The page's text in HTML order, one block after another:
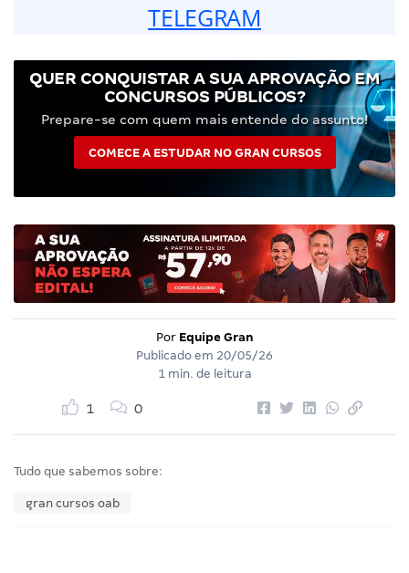
TELEGRAM
QUER CONQUISTAR A SUA APROVAÇÃO EM
CONCURSOS PÚBLICOS?
Prepare-se com quem mais entende do assunto!
COMECE A ESTUDAR NO GRAN CURSOS
Por Equipe Gran
Publicado em 20/05/26
1 min. de leitura
1 0
Tudo que sabemos sobre:
gran cursos oab